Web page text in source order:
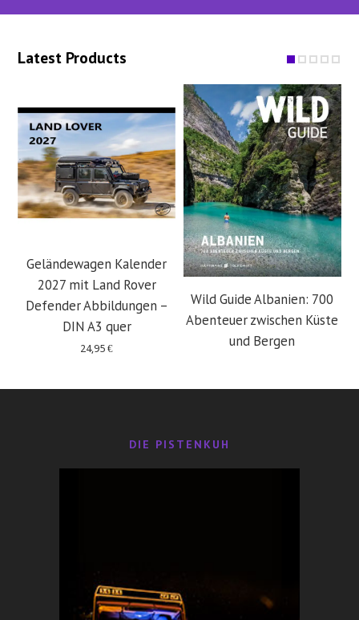
Latest Products
Geländewagen Kalender
2027 mit Land Rover
Defender Abbildungen –
DIN A3 quer
24,95€
Wild Guide Albanien: 700
Abenteuer zwischen Küste
und Bergen
DIE PISTENKUH